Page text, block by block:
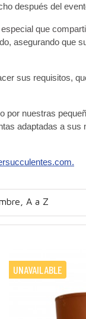
después del
que
asegurando que
sus requisitos,
por nuestras
adaptadas a sus
A a Z
UNAVAILABLE